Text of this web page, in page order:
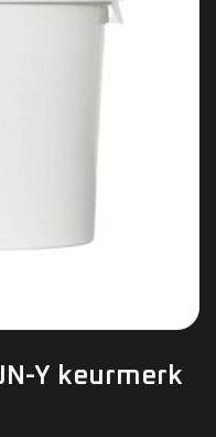
Y keurmerk